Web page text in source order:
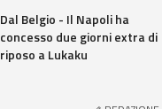
Dal Belgio - Il Napoli ha
concesso due giorni extra di
riposo a Lukaku